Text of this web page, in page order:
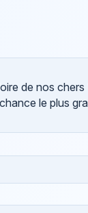
de nos
le plus